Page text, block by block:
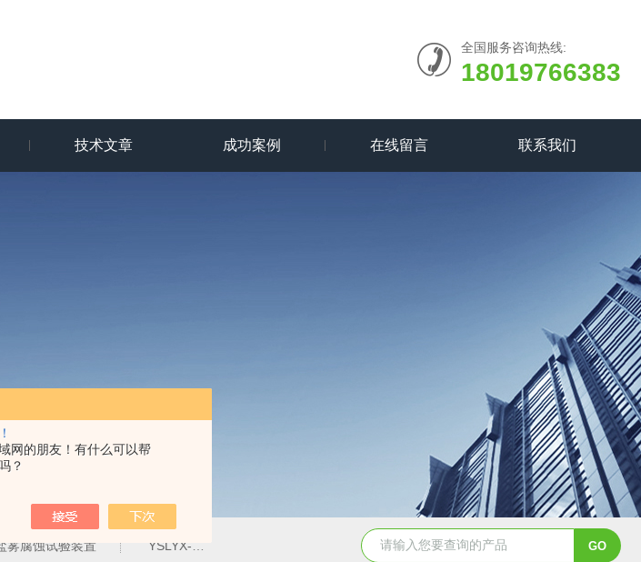
网的朋友！有什么可以帮
？
全国服务咨询热线:
18019766383
技术文章 成功案例 在线留言 联系我们
雾腐蚀试验装置 YSLYX-010防水试验设备 YSCYS-010臭氧老化试验设备